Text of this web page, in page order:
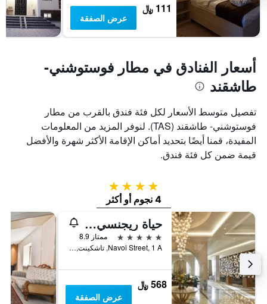
111 ﷼
عرض الصفقة
أسعار الفنادق في مطار فوستوشني-
طاشقند
تفصيل متوسط الأسعار لكل فئة فندق بالقرب من مطار
فوستوشني- طاشقند (TAS). لنوفر المزيد من المعلومات
المفيدة، قمنا أيضًا بتحديد أماكن الإقامة الأكثر شهرة والأفضل
قيمة ضمن كل فئة فندق.
4 نجوم
4 نجوم أو أكثر
حياة ريجنسي طشقند
5 نجوم
ممتاز 8.9
Navoi Street, 1 A, تاشكينت, أوزبكستان
568 ﷼
عرض الصفقة